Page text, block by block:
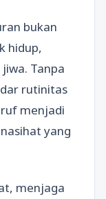
bukan
hidup,
Tanpa
rutinitas
menjadi
yang
menjaga